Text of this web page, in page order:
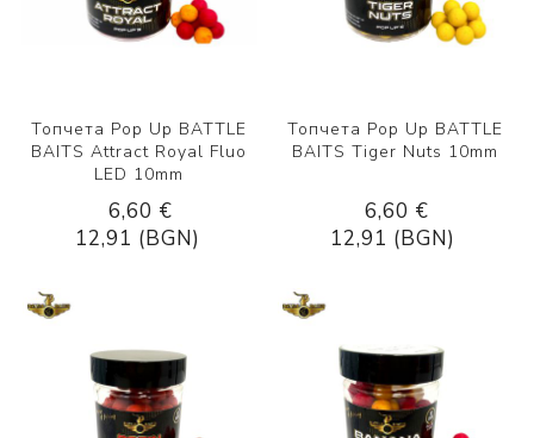
Топчета Pop Up BATTLE
BAITS Attract Royal Fluo
LED 10mm
6,60 €
12,91 (BGN)
Топчета Pop Up BATTLE
BAITS Tiger Nuts 10mm
6,60 €
12,91 (BGN)